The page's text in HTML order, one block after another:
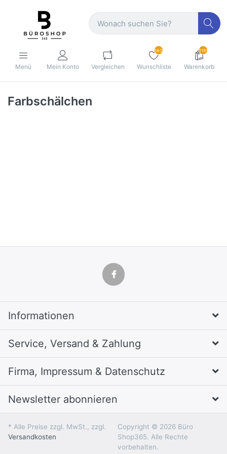
Menü Mein Konto Vergleichen
160
Wunschliste
1189
Warenkorb
Farbschälchen
Informationen
Service, Versand & Zahlung
Firma, Impressum & Datenschutz
Newsletter abonnieren
* Alle Preise zzgl. MwSt., zzgl.
Versandkosten
Copyright © 2026 Büro
Shop365. Alle Rechte
vorbehalten.